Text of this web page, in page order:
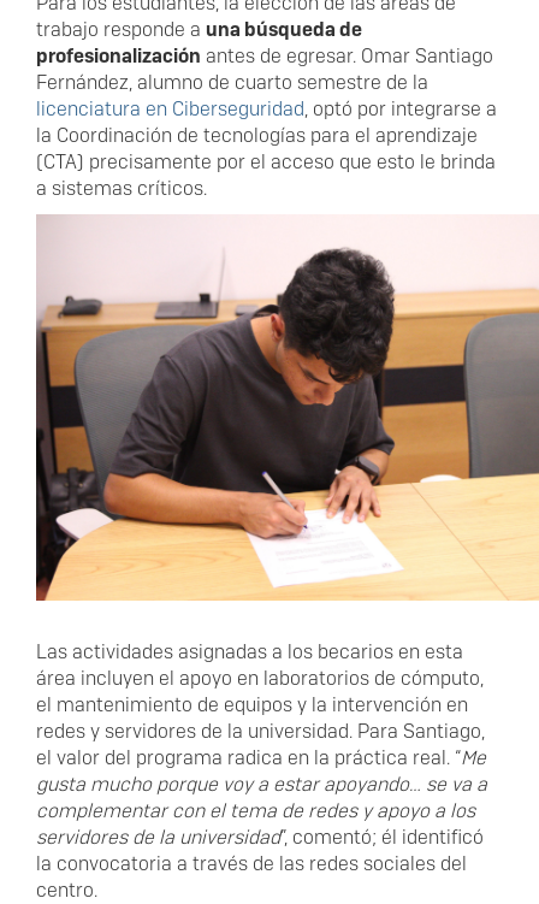
trabajo responde a una búsqueda de
profesionalización antes de egresar. Omar Santiago
Fernández, alumno de cuarto semestre de la
licenciatura en Ciberseguridad, optó por integrarse a
la Coordinación de tecnologías para el aprendizaje
(CTA) precisamente por el acceso que esto le brinda
a sistemas críticos.
Las actividades asignadas a los becarios en esta
área incluyen el apoyo en laboratorios de cómputo,
el mantenimiento de equipos y la intervención en
redes y servidores de la universidad. Para Santiago,
el valor del programa radica en la práctica real. “Me
gusta mucho porque voy a estar apoyando… se va a
complementar con el tema de redes y apoyo a los
servidores de la universidad”, comentó; él identificó
la convocatoria a través de las redes sociales del
centro.